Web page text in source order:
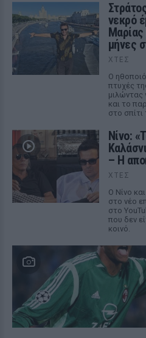
νεκρό
Μαρίας
μήνες
ΧΤΕΣ
Ο
πτυχές
μιλώντας
και το
στο
Νίνο:
– Η
ΧΤΕΣ
Ο Νίνο
στο νέο
στο
που δεν
κοινό.